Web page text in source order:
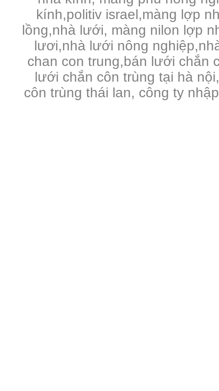
kính,politiv israel,màng lợp
lồng,nhà lưới, màng nilon lợp
lươi,nhà lưới nông
chan con trung,bán lưới chắn
lưới chắn côn trùng tại hà
côn trùng thái lan, công ty